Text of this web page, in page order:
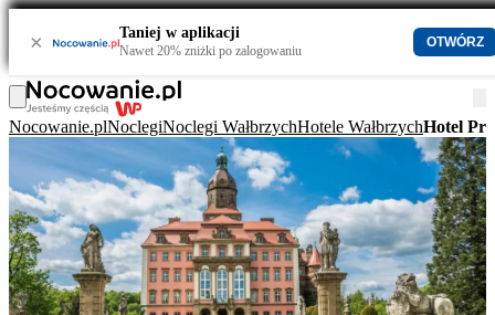
× Taniej w aplikacji
Nawet 20% zniżki po zalogowaniu
OTWÓRZ
Nocowanie.plNoclegiNoclegi WałbrzychHotele WałbrzychHotel